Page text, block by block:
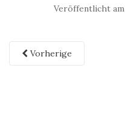
Veröffentlicht am
Vorherige